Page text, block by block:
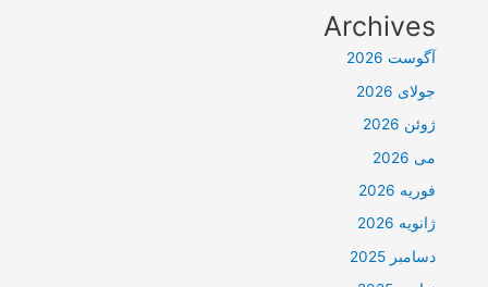
Archives
آگوست 2026
جولای 2026
ژوئن 2026
می 2026
فوریه 2026
ژانویه 2026
دسامبر 2025